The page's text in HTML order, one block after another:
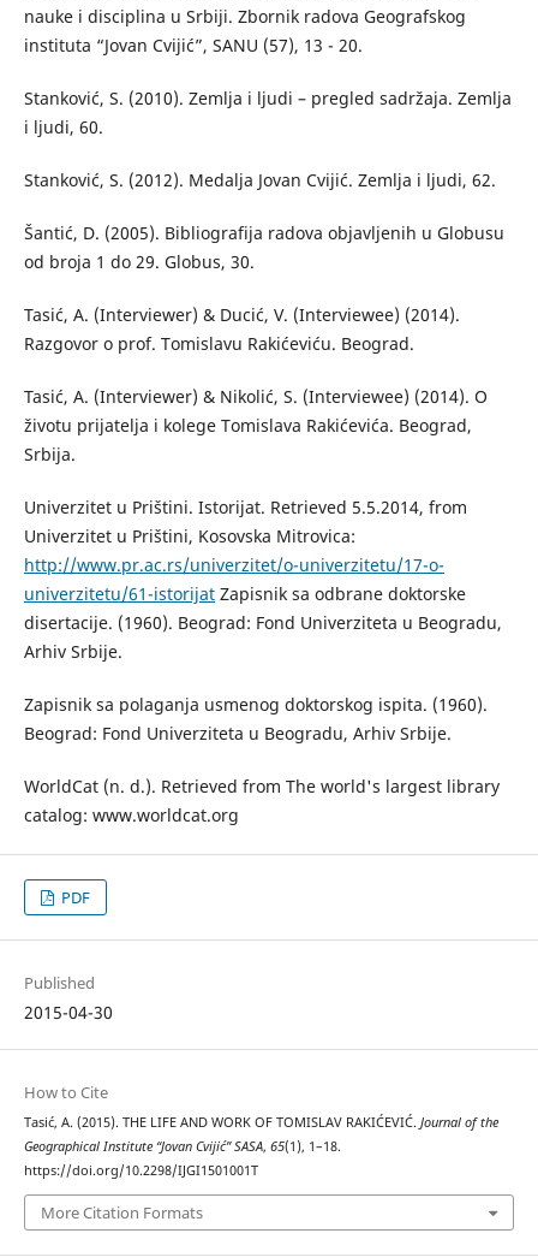
nauke i disciplina u Srbiji. Zbornik radova Geografskog
instituta “Jovan Cvijić”, SANU (57), 13 - 20.
Stanković, S. (2010). Zemlja i ljudi – pregled sadržaja. Zemlja
i ljudi, 60.
Stanković, S. (2012). Medalja Jovan Cvijić. Zemlja i ljudi, 62.
Šantić, D. (2005). Bibliografija radova objavljenih u Globusu
od broja 1 do 29. Globus, 30.
Tasić, A. (Interviewer) & Ducić, V. (Interviewee) (2014).
Razgovor о prof. Tomislavu Rakićeviću. Beograd.
Tasić, A. (Interviewer) & Nikolić, S. (Interviewee) (2014). O
životu prijatelja i kolege Tomislava Rakićevića. Beograd,
Srbija.
Univerzitet u Prištini. Istorijat. Retrieved 5.5.2014, from
Univerzitet u Prištini, Kosovska Mitrovica:
http://www.pr.ac.rs/univerzitet/o-univerzitetu/17-o-
univerzitetu/61-istorijatZapisnik sa odbrane doktorske
disertacije. (1960). Beograd: Fond Univerziteta u Beogradu,
Arhiv Srbije.
Zapisnik sa polaganja usmenog doktorskog ispita. (1960).
Beograd: Fond Univerziteta u Beogradu, Arhiv Srbije.
WorldCat (n. d.). Retrieved from The world's largest library
catalog: www.worldcat.org
PDF
Published
2015-04-30
How to Cite
Tasić, A. (2015). THE LIFE AND WORK OF TOMISLAV RAKIĆEVIĆ. Journal of the
Geographical Institute “Jovan Cvijić” SASA, 65(1), 1–18.
https://doi.org/10.2298/IJGI1501001T
More Citation Formats